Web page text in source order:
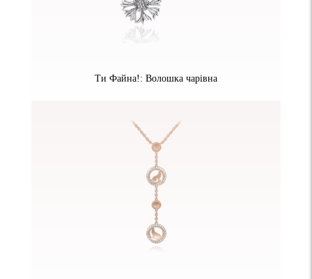
Ти Файна!: Волошка чарівна